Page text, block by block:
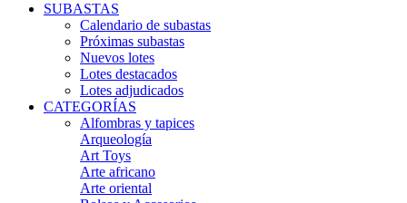
SUBASTAS
Calendario de subastas
Próximas subastas
Nuevos lotes
Lotes destacados
Lotes adjudicados
CATEGORÍAS
Alfombras y tapices
Arqueología
Art Toys
Arte africano
Arte oriental